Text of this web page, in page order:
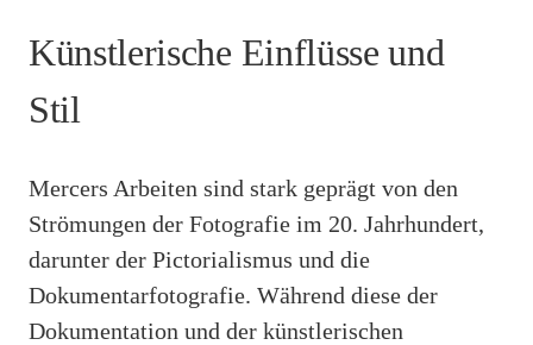
Künstlerische Einflüsse und
Stil
Mercers Arbeiten sind stark geprägt von den
Strömungen der Fotografie im 20. Jahrhundert,
darunter der Pictorialismus und die
Dokumentarfotografie. Während diese der
Dokumentation und der künstlerischen